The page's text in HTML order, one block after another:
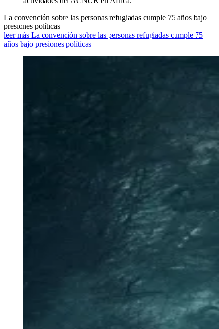
La convención sobre las personas refugiadas cumple 75 años bajo
presiones políticas
leer más La convención sobre las personas refugiadas cumple 75
años bajo presiones políticas